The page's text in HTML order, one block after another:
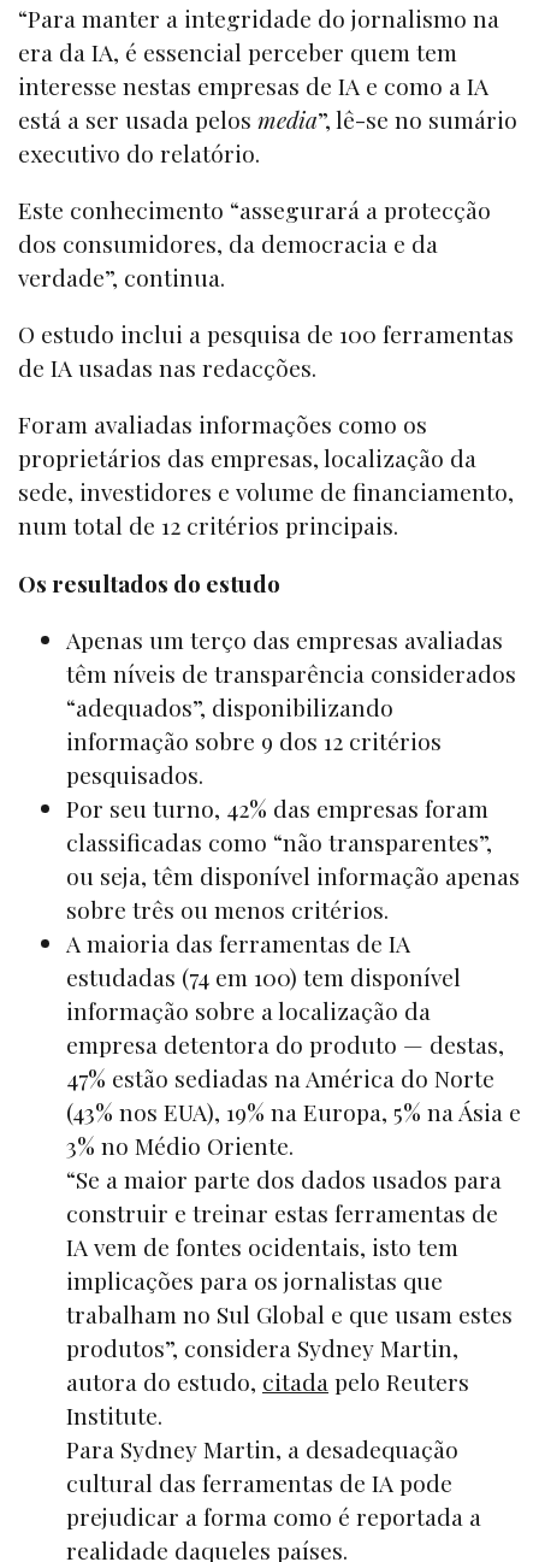
“Para manter a integridade do jornalismo na
era da IA, é essencial perceber quem tem
interesse nestas empresas de IA e como a IA
está a ser usada pelos media”, lê-se no sumário
executivo do relatório.
Este conhecimento “assegurará a protecção
dos consumidores, da democracia e da
verdade”, continua.
O estudo inclui a pesquisa de 100 ferramentas
de IA usadas nas redacções.
Foram avaliadas informações como os
proprietários das empresas, localização da
sede, investidores e volume de financiamento,
num total de 12 critérios principais.
Os resultados do estudo
Apenas um terço das empresas avaliadas
têm níveis de transparência considerados
“adequados”, disponibilizando
informação sobre 9 dos 12 critérios
pesquisados.
Por seu turno, 42% das empresas foram
classificadas como “não transparentes”,
ou seja, têm disponível informação apenas
sobre três ou menos critérios.
A maioria das ferramentas de IA
estudadas (74 em 100) tem disponível
informação sobre a localização da
empresa detentora do produto — destas,
47% estão sediadas na América do Norte
(43% nos EUA), 19% na Europa, 5% na Ásia e
3% no Médio Oriente.
“Se a maior parte dos dados usados para
construir e treinar estas ferramentas de
IA vem de fontes ocidentais, isto tem
implicações para os jornalistas que
trabalham no Sul Global e que usam estes
produtos”, considera Sydney Martin,
autora do estudo, citada pelo Reuters
Institute.
Para Sydney Martin, a desadequação
cultural das ferramentas de IA pode
prejudicar a forma como é reportada a
realidade daqueles países.